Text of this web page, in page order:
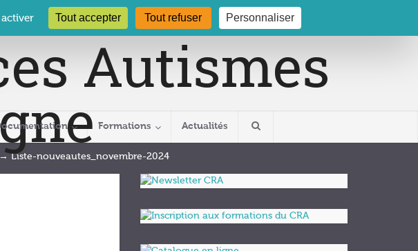
DIJON cra@crabourgogne.org 03 80 29 54 19
Formations Actualités
→Liste-nouveautes_novembre-2024
Tout accepter Tout refuser Personnaliser